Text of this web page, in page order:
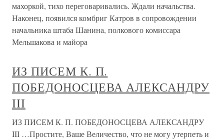
махоркой, тихо переговаривались. Ждали начальства.
Наконец, появился комбриг Катров в сопровождении
начальника штаба Шанина, полкового комиссара
Мельшакова и майора
ИЗ ПИСЕМ К. П.
ПОБЕДОНОСЦЕВА АЛЕКСАНДРУ
III
ИЗ ПИСЕМ К. П. ПОБЕДОНОСЦЕВА АЛЕКСАНДРУ
III …Простите, Ваше Величество, что не могу утерпеть и